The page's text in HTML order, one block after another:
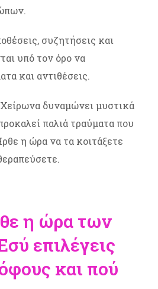
συζητήσεις και
υπό τον όρο να
και αντιθέσεις.
δυναμώνει μυστικά
παλιά τραύματα που
η ώρα να τα κοιτάξετε
η ώρα των
επιλέγεις
και πού